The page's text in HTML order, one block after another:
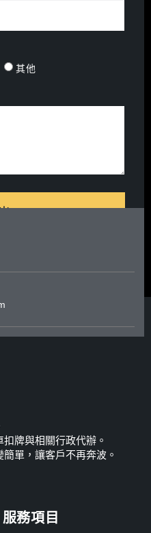
其他
牌與相關行政代辦。
單，讓客戶不再奔波。
服務項目